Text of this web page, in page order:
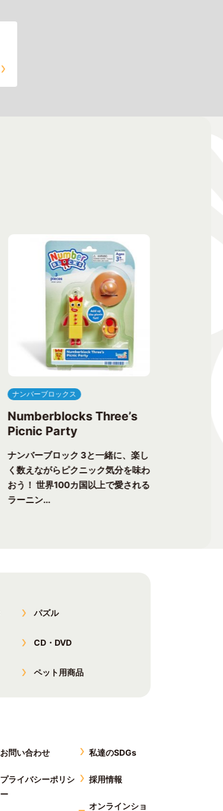
ナンバーブロックス
Numberblocks Three’s
Picnic Party
ナンバーブロック 3と一緒に、楽し
く数えながらピクニック気分を味わ
おう！ 世界100カ国以上で愛される
ラーニン...
パズル
CD・DVD
ペット用商品
お問い合わせ
プライバシーポリシ
ー
私達のSDGs
採用情報
オンラインショ